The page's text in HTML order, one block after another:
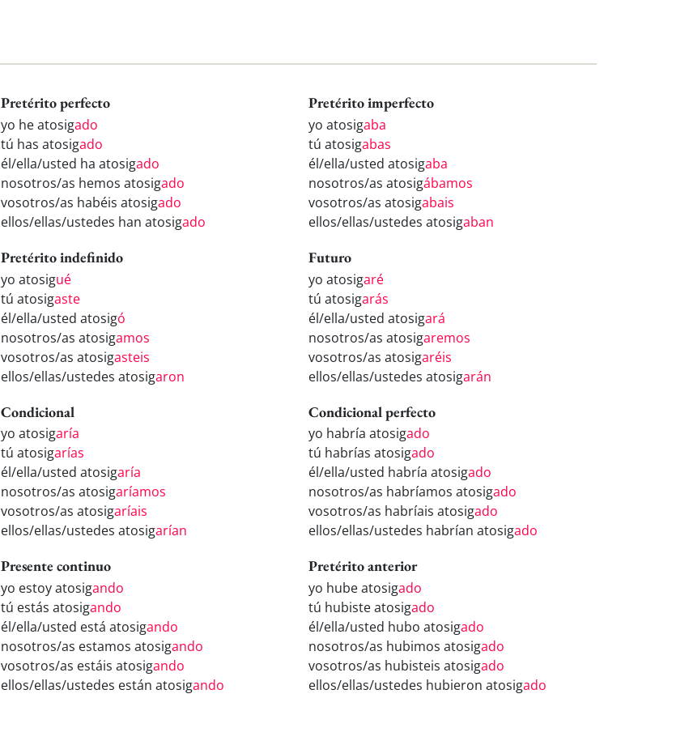
Pretérito perfecto
yo he atosigado
tú has atosigado
él/ella/usted ha atosigado
nosotros/as hemos atosigado
vosotros/as habéis atosigado
ellos/ellas/ustedes han atosigado
Pretérito imperfecto
yo atosigaba
tú atosigabas
él/ella/usted atosigaba
nosotros/as atosigábamos
vosotros/as atosigabais
ellos/ellas/ustedes atosigaban
Pretérito indefinido
yo atosigué
tú atosigaste
él/ella/usted atosigó
nosotros/as atosigamos
vosotros/as atosigasteis
ellos/ellas/ustedes atosigaron
Futuro
yo atosigaré
tú atosigarás
él/ella/usted atosigará
nosotros/as atosigaremos
vosotros/as atosigaréis
ellos/ellas/ustedes atosigarán
Condicional
yo atosigaría
tú atosigarías
él/ella/usted atosigaría
nosotros/as atosigaríamos
vosotros/as atosigaríais
ellos/ellas/ustedes atosigarían
Condicional perfecto
yo habría atosigado
tú habrías atosigado
él/ella/usted habría atosigado
nosotros/as habríamos atosigado
vosotros/as habríais atosigado
ellos/ellas/ustedes habrían atosigado
Presente continuo
yo estoy atosigando
tú estás atosigando
él/ella/usted está atosigando
nosotros/as estamos atosigando
vosotros/as estáis atosigando
ellos/ellas/ustedes están atosigando
Pretérito anterior
yo hube atosigado
tú hubiste atosigado
él/ella/usted hubo atosigado
nosotros/as hubimos atosigado
vosotros/as hubisteis atosigado
ellos/ellas/ustedes hubieron atosigado